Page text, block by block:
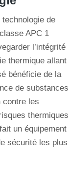
de
APC 1
l’intégrité
thermique allant
bénéficie de la
de substances
contre les
thermiques
un équipement
sécurité les plus